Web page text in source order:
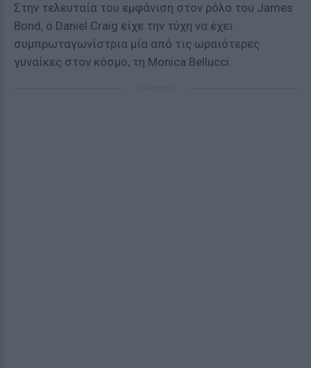
Στην τελευταία του εμφάνιση στον ρόλο του James
Bond, ο Daniel Craig είχε την τύχη να έχει
συμπρωταγωνίστρια μία από τις ωραιότερες
γυναίκες στον κόσμο, τη Monica Bellucci.